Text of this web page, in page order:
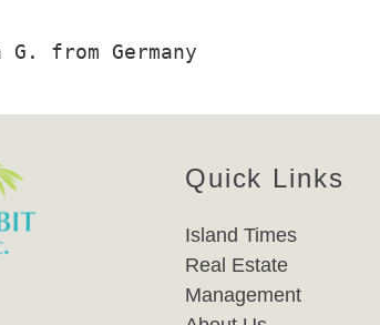
G. from Germany
Quick Links
Island Times
Real Estate
Management